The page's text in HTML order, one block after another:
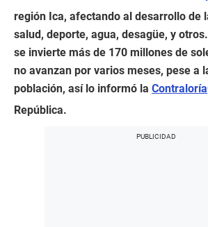
región Ica, afectando al desarrollo de
salud, deporte, agua, desagüe, y
se invierte más de 170 millones de
no avanzan por varios meses, pese a
población, así lo informó la Contraloría
República.